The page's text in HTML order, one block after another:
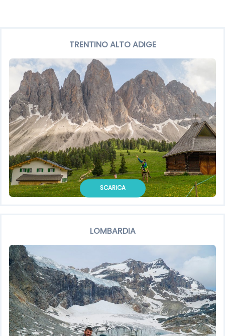
TRENTINO ALTO ADIGE
SCARICA
LOMBARDIA